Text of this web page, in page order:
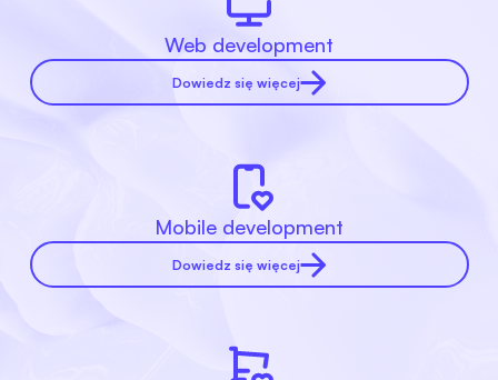
Web development
Dowiedz się więcej
Mobile development
Dowiedz się więcej